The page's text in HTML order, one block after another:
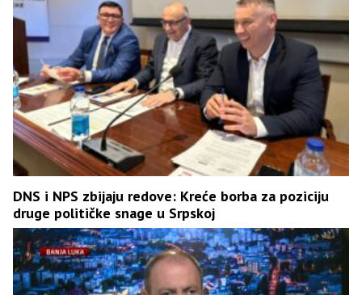
DNS i NPS zbijaju redove: Kreće borba za poziciju
druge političke snage u Srpskoj